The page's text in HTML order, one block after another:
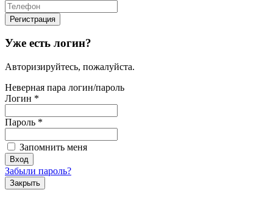
Уже есть логин?
Авторизируйтесь, пожалуйста.
Неверная пара логин/пароль
Логин *
Пароль *
Запомнить меня
Забыли пароль?
Закрыть